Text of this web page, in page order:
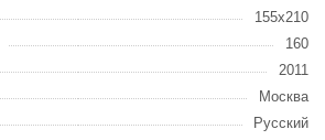
155х210
160
2011
Москва
Русский